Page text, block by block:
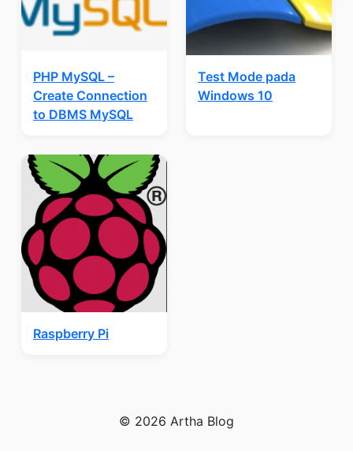
PHP MySQL –
Create Connection
to DBMS MySQL
Test Mode pada
Windows 10
Raspberry Pi
© 2026 Artha Blog